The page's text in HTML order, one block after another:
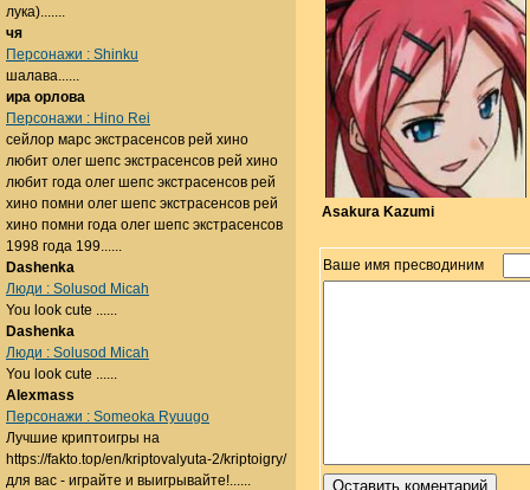
Asakura Kazumi
Ваше имя пресводиним
лука).......
чя
Персонажи : Shinku
шалава......
ира орлова
Персонажи : Hino Rei
сейлор марс экстрасенсов рей хино
любит олег шепс экстрасенсов рей хино
любит года олег шепс экстрасенсов рей
хино помни олег шепс экстрасенсов рей
хино помни года олег шепс экстрасенсов
1998 года 199......
Dashenka
Люди : Solusod Micah
You look cute ......
Dashenka
Люди : Solusod Micah
You look cute ......
Alexmass
Персонажи : Someoka Ryuugo
Лучшие криптоигры на
https://fakto.top/en/kriptovalyuta-2/kriptoigry/
для вас - играйте и выигрывайте!......